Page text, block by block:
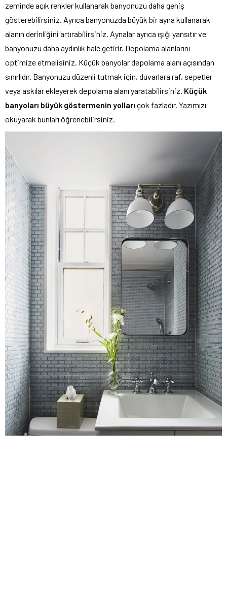
zeminde açık renkler kullanarak banyonuzu daha geniş
gösterebilirsiniz. Ayrıca banyonuzda büyük bir ayna kullanarak
alanın derinliğini artırabilirsiniz. Aynalar ayrıca ışığı yansıtır ve
banyonuzu daha aydınlık hale getirir. Depolama alanlarını
optimize etmelisiniz. Küçük banyolar depolama alanı açısından
sınırlıdır. Banyonuzu düzenli tutmak için, duvarlara raf, sepetler
veya askılar ekleyerek depolama alanı yaratabilirsiniz. Küçük
banyoları büyük göstermenin yolları çok fazladır. Yazımızı
okuyarak bunları öğrenebilirsiniz.